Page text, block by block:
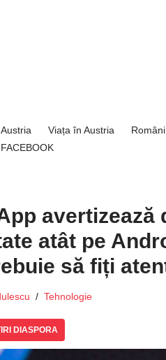
Viața în Austria
FACEBOOK
avertizează
atât pe
să fiți
Tehnologie
DIASPORA